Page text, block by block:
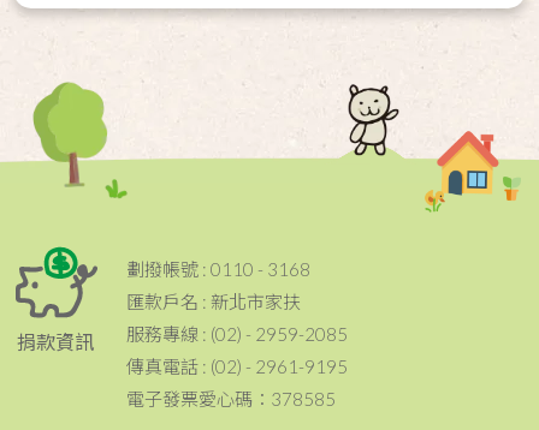
捐款資訊
劃撥帳號 : 0110 - 3168
匯款戶名 : 新北市家扶
服務專線 : (02) - 2959-2085
傳真電話 : (02) - 2961-9195
電子發票愛心碼：378585